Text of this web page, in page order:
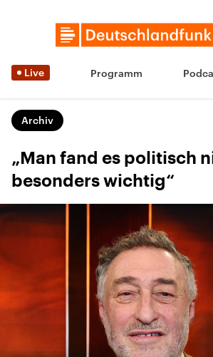
Live Programm
Archiv
„Man fand es politisch
besonders wichtig“